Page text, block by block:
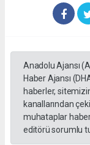
Anadolu Ajansı
Haber Ajansı
haberler,
kanallarından
muhataplar
editörü sorumlu